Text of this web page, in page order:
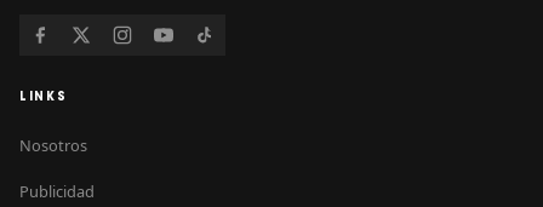
LINKS
Nosotros
Publicidad